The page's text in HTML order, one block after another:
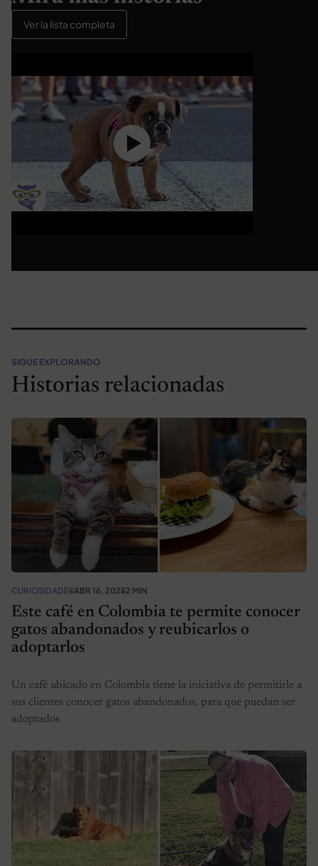
Ver la lista completa
SIGUE EXPLORANDO
Historias relacionadas
CURIOSIDADESABR 16, 20252 MIN
Este café en Colombia te permite conocer
gatos abandonados y reubicarlos o
adoptarlos
Un café ubicado en Colombia tiene la iniciativa de permitirle a
sus clientes conocer gatos abandonados, para que puedan ser
adoptados